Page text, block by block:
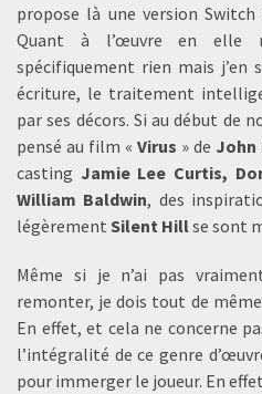
propose là une version Switch
Quant à l’œuvre en elle
spécifiquement rien mais j’en
écriture, le traitement
par ses décors. Si au début de
pensé au film « Virus » de John
casting Jamie Lee Curtis,
William Baldwin, des
légèrement Silent Hillse sont
Même si je n’ai pas
remonter, je dois tout de
En effet, et cela ne concerne
l’intégralité de ce genre
pour immerger le joueur. En